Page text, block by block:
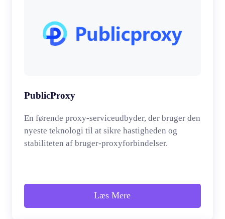
PublicProxy
En førende proxy-serviceudbyder, der bruger den
nyeste teknologi til at sikre hastigheden og
stabiliteten af bruger-proxyforbindelser.
Læs Mere